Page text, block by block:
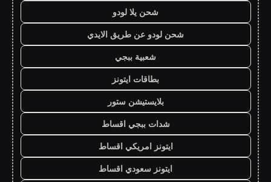
شحن يلا لودو
شحن لودو عن طريق الايدي
شعبية ببجي
بطاقات ايتونز
بلايستيشن ستور
شدات ببجي اقساط
ايتونز امريكي اقساط
ايتونز سعودي اقساط